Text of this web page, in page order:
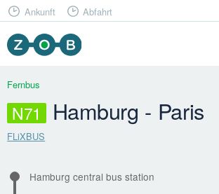
Ankunft Abfahrt
Fernbus
N71 Hamburg - Paris
FLiXBUS
Hamburg central bus station